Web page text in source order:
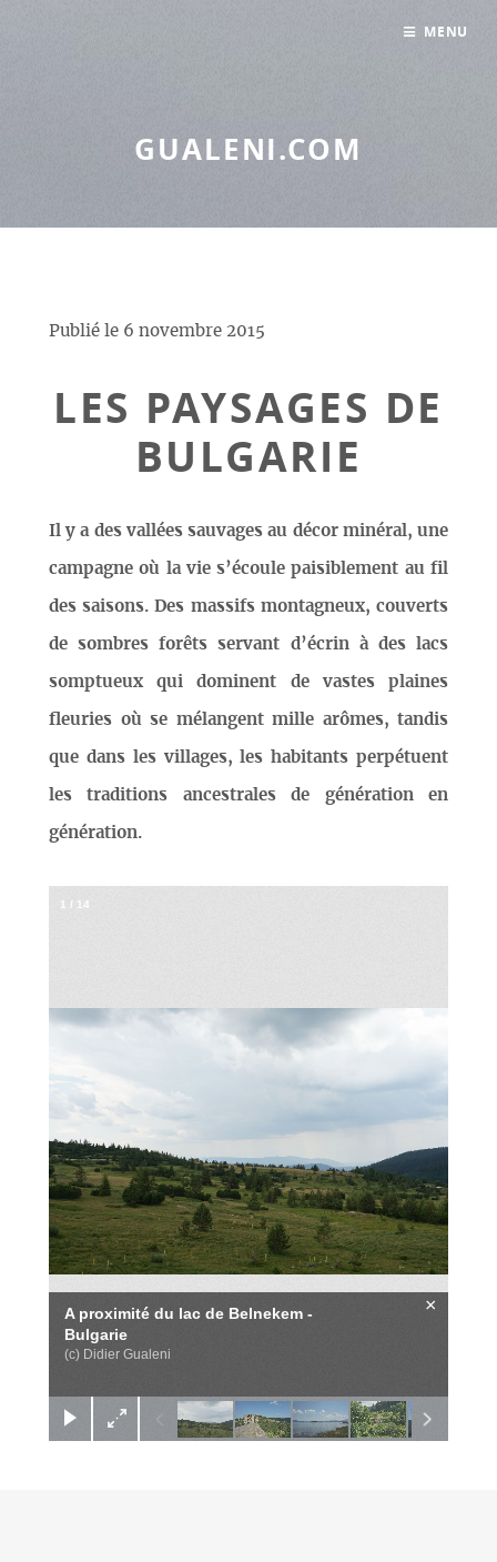
GUALENI.COM
Publié le 6 novembre 2015
LES PAYSAGES DE
BULGARIE
Il y a des vallées sauvages au décor minéral, une
campagne où la vie s’écoule paisiblement au fil
des saisons. Des massifs montagneux, couverts
de sombres forêts servant d’écrin à des lacs
somptueux qui dominent de vastes plaines
fleuries où se mélangent mille arômes, tandis
que dans les villages, les habitants perpétuent
les traditions ancestrales de génération en
génération.
A proximité du lac de Belnekem -
Bulgarie
(c) Didier Gualeni
×
1 / 14
MENU